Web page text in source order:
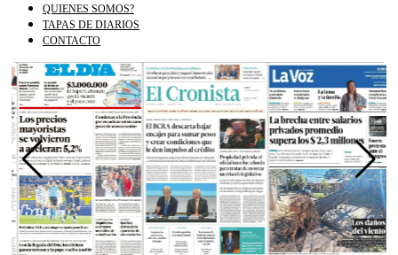
QUIENES SOMOS?
TAPAS DE DIARIOS
CONTACTO